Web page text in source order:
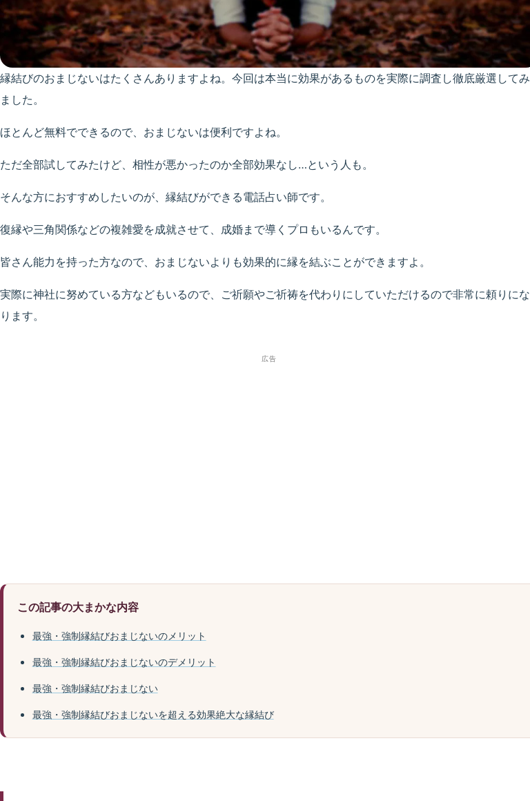
縁結びのおまじないはたくさんありますよね。今回は本当に効果があるものを実際に調査し徹底厳選してみ
ました。
ほとんど無料でできるので、おまじないは便利ですよね。
ただ全部試してみたけど、相性が悪かったのか全部効果なし…という人も。
そんな方におすすめしたいのが、縁結びができる電話占い師です。
復縁や三角関係などの複雑愛を成就させて、成婚まで導くプロもいるんです。
皆さん能力を持った方なので、おまじないよりも効果的に縁を結ぶことができますよ。
実際に神社に努めている方などもいるので、ご祈願やご祈祷を代わりにしていただけるので非常に頼りにな
ります。
広告
この記事の大まかな内容
最強・強制縁結びおまじないのメリット
最強・強制縁結びおまじないのデメリット
最強・強制縁結びおまじない
最強・強制縁結びおまじないを超える効果絶大な縁結び